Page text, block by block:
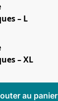
– L
– XL
au panier